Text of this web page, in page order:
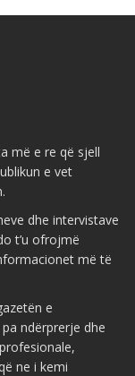
më e re që sjell
e vet
dhe intervistave
t’u ofrojmë
më të
e
ndërprerje dhe
ne i kemi